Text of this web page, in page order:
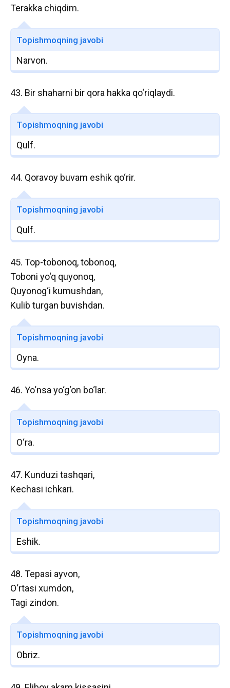
Terakka chiqdim.
Topishmoqning javobi
Narvon.
43. Bir shaharni bir qora hakka qo‘riqlaydi.
Topishmoqning javobi
Qulf.
44. Qoravoy buvam eshik qo‘rir.
Topishmoqning javobi
Qulf.
45. Top-tobonoq, tobonoq,
Toboni yo‘q quyonoq,
Quyonog‘i kumushdan,
Kulib turgan buvishdan.
Topishmoqning javobi
Oyna.
46. Yo‘nsa yo‘g‘on bo‘lar.
Topishmoqning javobi
O‘ra.
47. Kunduzi tashqari,
Kechasi ichkari.
Topishmoqning javobi
Eshik.
48. Tepasi ayvon,
O‘rtasi xumdon,
Tagi zindon.
Topishmoqning javobi
Obriz.